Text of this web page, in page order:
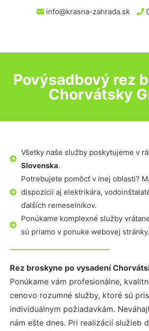
info@krasna-zahrada.sk
Povýsadbový rez
Chorvátsky
Všetky naše služby poskytujeme v
Slovenska.
Potrebujete pomôcť v inej oblasti?
dispozícii aj elektrikára,
ďalších remeselníkov.
Ponúkame komplexné služby
sú priamo v ponuke webovej stránky.
Rez broskyne po vysadení
Ponúkame vám profesionálne,
cenovo rozumné služby, ktoré sú
individuálnym požiadavkám.
nám ešte dnes. Pri realizácií služieb